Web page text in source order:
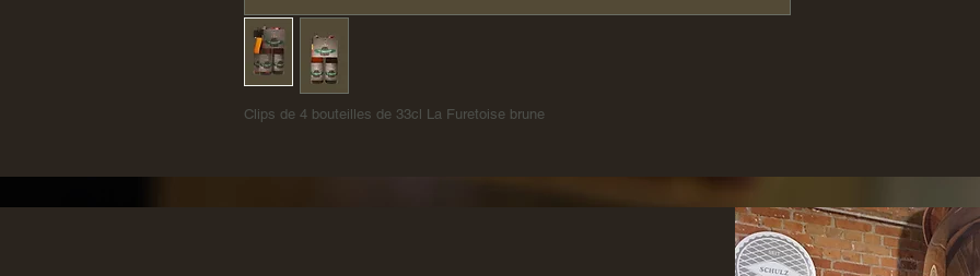
Clips de 4 bouteilles de 33cl La Furetoise brune